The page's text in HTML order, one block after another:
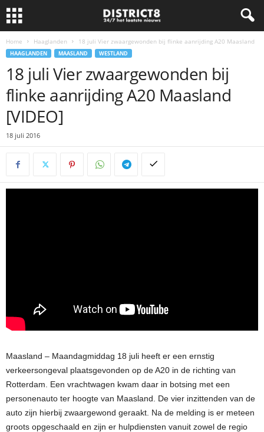
Home Haaglanden 18 juli Vier zwaargewonden bij flinke aanrijding A20 Maasland
HAAGLANDEN MAASLAND WESTLAND
18 juli Vier zwaargewonden bij
flinke aanrijding A20 Maasland
[VIDEO]
18 juli 2016
Maasland – Maandagmiddag 18 juli heeft er een ernstig
verkeersongeval plaatsgevonden op de A20 in de richting van
Rotterdam. Een vrachtwagen kwam daar in botsing met een
personenauto ter hoogte van Maasland. De vier inzittenden van de
auto zijn hierbij zwaargewond geraakt. Na de melding is er meteen
groots opgeschaald en zijn er hulpdiensten vanuit zowel de regio